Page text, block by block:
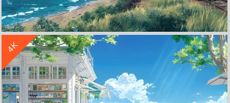
海边 火车 列车 4k风景壁纸3840x2160
4K
立 即 下 载
收 藏